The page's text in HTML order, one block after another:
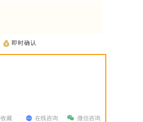
即时确认
收藏 在线咨询 微信咨询